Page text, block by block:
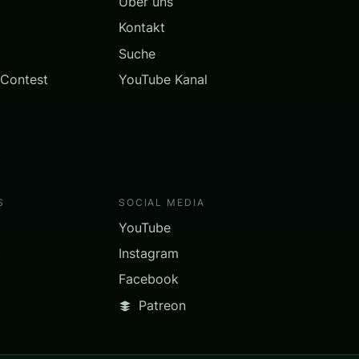
Kontakt
Suche
YouTube Kanal
SOCIAL MEDIA
YouTube
Instagram
Facebook
Patreon